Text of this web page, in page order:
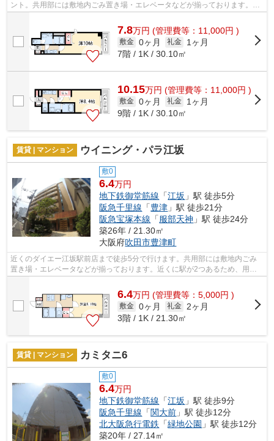
ント。共用部には敷地内ごみ置き場・エレベータなどが揃っております。こ
7.8万円 (管理費等：11,000円 )
敷金 0ヶ月 礼金
1ヶ月
7階 / 1K / 30.10㎡
10.15万円 (管理費等：11,000円 )
敷金 0ヶ月 礼金
1ヶ月
9階 / 1K / 30.10㎡
賃貸 | マンション ウイニング・パラ江坂
敷0
6.4万円
地下鉄御堂筋線 「江坂 」駅 徒歩5分
阪急千里線 「豊津 」駅 徒歩21分
阪急宝塚本線 「服部天神 」駅 徒歩24分
築26年 / 21.30㎡
大阪府吹田市豊津町
近くのダイエー江坂駅前店まで徒歩5分で行けます。共用部には敷地内ごみ
置き場・エレベータなどが揃っております。近くに駅が2つあるため、用途
6.4万円 (管理費等：5,000円 )
敷金 0ヶ月 礼金
2ヶ月
3階 / 1K / 21.30㎡
賃貸 | マンション カミタニ6
敷0
6.4万円
地下鉄御堂筋線 「江坂 」駅 徒歩9分
阪急千里線 「関大前 」駅 徒歩12分
北大阪急行電鉄 「緑地公園 」駅 徒歩12分
築20年 / 27.14㎡